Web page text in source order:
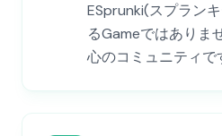
ESprunki(スプラン
るGameではありま
心のコミュニティで